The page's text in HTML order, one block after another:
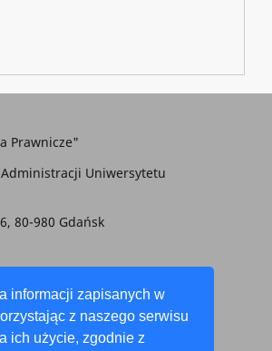
informacji zapisanych w
z naszego serwisu
ich użycie, zgodnie z
Prawnicze"
Administracji Uniwersytetu
80-980 Gdańsk